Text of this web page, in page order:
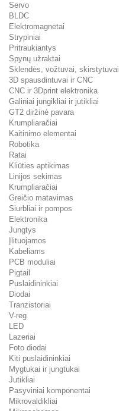
Servo
BLDC
Elektromagnetai
Strypiniai
Pritraukiantys
Spynų užraktai
Sklendės, vožtuvai, skirstytuvai
3D spausdintuvai ir CNC
CNC ir 3Dprint elektronika
Galiniai jungikliai ir jutikliai
GT2 diržinė pavara
Krumpliaračiai
Kaitinimo elementai
Robotika
Ratai
Kliūties aptikimas
Linijos sekimas
Krumpliaračiai
Greičio matavimas
Siurbliai ir pompos
Elektronika
Jungtys
Įlituojamos
Kabeliams
PCB moduliai
Pigtail
Puslaidininkiai
Diodai
Tranzistoriai
V-reg
LED
Lazeriai
Foto diodai
Kiti puslaidininkiai
Mygtukai ir jungtukai
Jutikliai
Pasyviniai komponentai
Mikrovaldikliai